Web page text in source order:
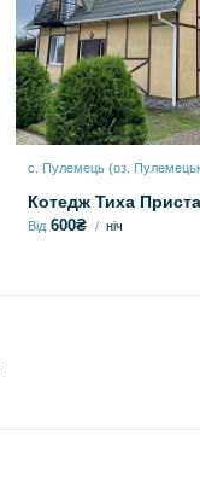
с. Пулемець (оз.
Котедж Тиха
Від 600₴ ніч